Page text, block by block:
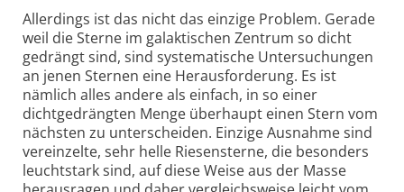
Allerdings ist das nicht das einzige Problem. Gerade
weil die Sterne im galaktischen Zentrum so dicht
gedrängt sind, sind systematische Untersuchungen
an jenen Sternen eine Herausforderung. Es ist
nämlich alles andere als einfach, in so einer
dichtgedrängten Menge überhaupt einen Stern vom
nächsten zu unterscheiden. Einzige Ausnahme sind
vereinzelte, sehr helle Riesensterne, die besonders
leuchtstark sind, auf diese Weise aus der Masse